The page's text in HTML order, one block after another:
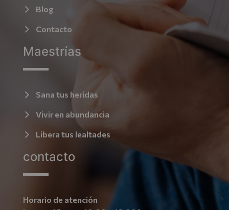
Blog
Contacto
Maestrías
Sana tus heridas
Vivir en abundancia
Libera tus lealtades
contacto
Horario de atención